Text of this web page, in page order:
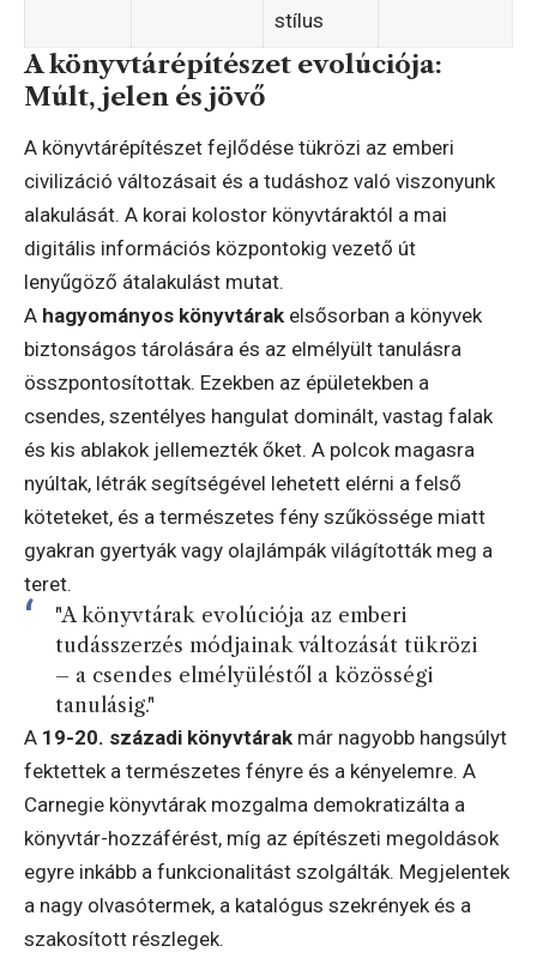
stílus
A könyvtárépítészet evolúciója:
Múlt, jelen és jövő
A könyvtárépítészet fejlődése tükrözi az emberi
civilizáció változásait és a tudáshoz való viszonyunk
alakulását. A korai kolostor könyvtáraktól a mai
digitális információs központokig vezető út
lenyűgöző átalakulást mutat.
A hagyományos könyvtárak elsősorban a könyvek
biztonságos tárolására és az elmélyült tanulásra
összpontosítottak. Ezekben az épületekben a
csendes, szentélyes hangulat dominált, vastag falak
és kis ablakok jellemezték őket. A polcok magasra
nyúltak, létrák segítségével lehetett elérni a felső
köteteket, és a természetes fény szűkössége miatt
gyakran gyertyák vagy olajlámpák világították meg a
teret.
"A könyvtárak evolúciója az emberi
tudásszerzés módjainak változását tükrözi
– a csendes elmélyüléstől a közösségi
tanulásig."
A 19-20. századi könyvtárak már nagyobb hangsúlyt
fektettek a természetes fényre és a kényelemre. A
Carnegie könyvtárak mozgalma demokratizálta a
könyvtár-hozzáférést, míg az építészeti megoldások
egyre inkább a funkcionalitást szolgálták. Megjelentek
a nagy olvasótermek, a katalógus szekrények és a
szakosított részlegek.